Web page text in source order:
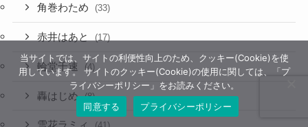
角巻わため (33)
赤井はあと (17)
輪堂千速 (4)
轟はじめ (8)
当サイトでは、サイトの利便性向上のため、クッキー(Cookie)を使
用しています。 サイトのクッキー(Cookie)の使用に関しては、「プ
ライバシーポリシー」をお読みください。
同意する
プライバシーポリシー